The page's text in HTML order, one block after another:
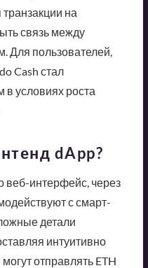
на
связь между
Для пользователей,
Cash стал
условиях роста
dApp?
веб-интерфейс, через
с смарт-
детали
интуитивно
отправлять ETH